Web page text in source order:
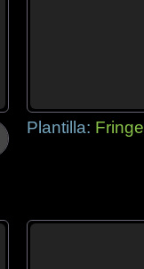
Plantilla: Fringe